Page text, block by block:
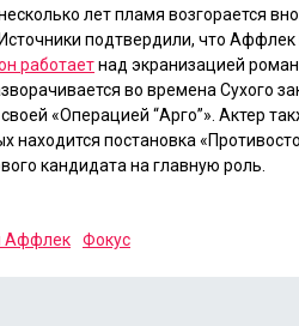
лет пламя возгорается
подтвердили, что Аффлек
работаетнад экранизацией
во времена Сухого
«Операцией “Арго”» . Актер
находится постановка
кандидата на главную роль.
Аффлек Фокус